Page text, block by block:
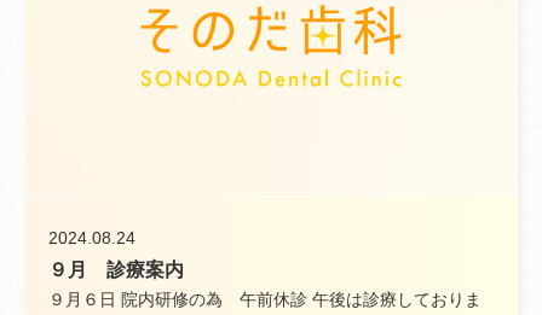
2024.08.24
９月 診療案内
９月６日 院内研修の為 午前休診 午後は診療しておりま